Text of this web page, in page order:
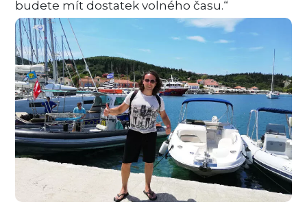
budete mít dostatek volného času.“